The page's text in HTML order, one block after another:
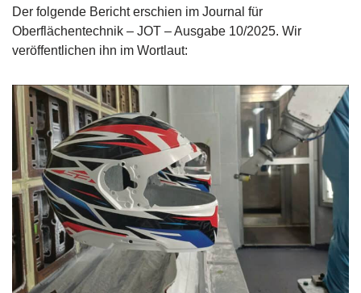
Der folgende Bericht erschien im Journal für
Oberflächentechnik – JOT – Ausgabe 10/2025. Wir
veröffentlichen ihn im Wortlaut: